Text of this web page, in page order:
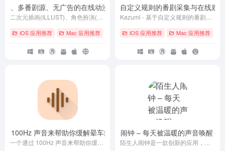
、多番剧源、无广告的在线动漫追番看图弹幕 APP- v1.4.1
iOS 应用推荐 Mac 应用推荐 # ACG # Android # cos
Kazumi – 基于自定义规则的番剧采集与在线观
iOS 应用推荐 Mac 应用推荐
100Hz 声音来帮助你缓解晕车症状的简单应用- v1.1.1 Update
陌生人闹钟 – 每天被温暖的声音唤醒 -